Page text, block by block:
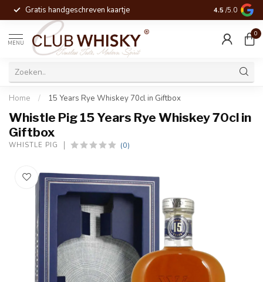
Gratis handgeschreven kaartje Voor 16:00
4.5 /5.0
MENU
0
Home / 15 Years Rye Whiskey 70cl in Giftbox
Whistle Pig 15 Years Rye Whiskey 70cl in
Giftbox
WHISTLE PIG (0)